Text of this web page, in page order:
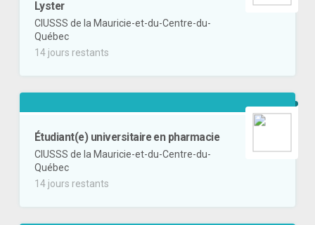
Lyster
CIUSSS de la Mauricie-et-du-Centre-du-
Québec
14 jours restants
Étudiant(e) universitaire en pharmacie
CIUSSS de la Mauricie-et-du-Centre-du-
Québec
14 jours restants